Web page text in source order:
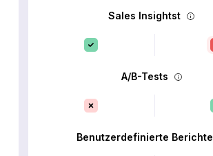
Sales Insightst
A/B-Tests
Benutzerdefinierte Berichte